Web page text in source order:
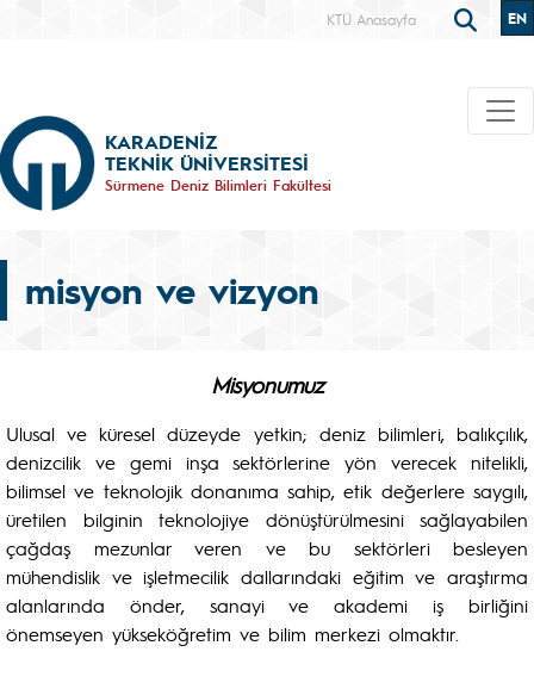
KTÜ Anasayfa EN
KARADENİZ
TEKNİK ÜNİVERSİTESİ
Sürmene Deniz Bilimleri Fakültesi
misyon ve vizyon
Misyonumuz
Ulusal ve küresel düzeyde yetkin; deniz bilimleri, balıkçılık,
denizcilik ve gemi inşa sektörlerine yön verecek nitelikli,
bilimsel ve teknolojik donanıma sahip, etik değerlere saygılı,
üretilen bilginin teknolojiye dönüştürülmesini sağlayabilen
çağdaş mezunlar veren ve bu sektörleri besleyen
mühendislik ve işletmecilik dallarındaki eğitim ve araştırma
alanlarında önder, sanayi ve akademi iş birliğini
önemseyen yükseköğretim ve bilim merkezi olmaktır.